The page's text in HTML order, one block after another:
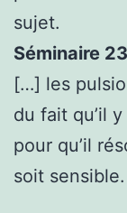
sujet.
Séminaire
[…] les
du fait qu’il
pour qu’il
soit sensible.